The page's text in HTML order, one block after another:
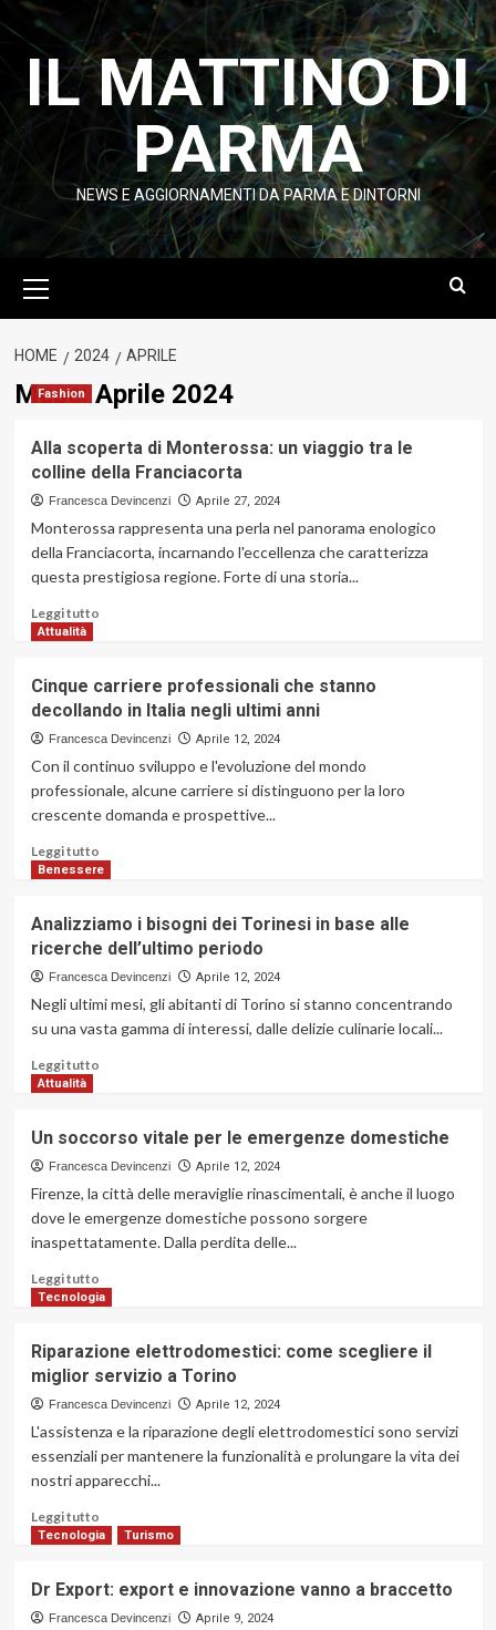
contenuto
IL MATTINO DI
PARMA
NEWS E AGGIORNAMENTI DA PARMA E DINTORNI
principale
HOME 2024 APRILE
Mese:Aprile 2024
Fashion
Alla scoperta di Monterossa: un viaggio tra le
colline della Franciacorta
Francesca Devincenzi Aprile 27, 2024
Monterossa rappresenta una perla nel panorama enologico
della Franciacorta, incarnando l'eccellenza che caratterizza
questa prestigiosa regione. Forte di una storia...
Leggi tuttoLeggi
Alla
scoperta
di
Monterossa:
viaggio
tra
colline
della
Attualità
Cinque carriere professionali che stanno
decollando in Italia negli ultimi anni
Francesca Devincenzi Aprile 12, 2024
Con il continuo sviluppo e l'evoluzione del mondo
professionale, alcune carriere si distinguono per la loro
crescente domanda e prospettive...
Leggi tuttoLeggi
di
Cinque
carriere
professionali
che
decollando
anni
Benessere
Analizziamo i bisogni dei Torinesi in base alle
ricerche dell’ultimo periodo
Francesca Devincenzi Aprile 12, 2024
Negli ultimi mesi, gli abitanti di Torino si stanno concentrando
su una vasta gamma di interessi, dalle delizie culinarie locali...
Leggi tuttoLeggi
Analizziamo
i
bisogni
Torinesi
in
alle
periodo
Attualità
Un soccorso vitale per le emergenze domestiche
Francesca Devincenzi Aprile 12, 2024
Firenze, la città delle meraviglie rinascimentali, è anche il luogo
dove le emergenze domestiche possono sorgere
inaspettatamente. Dalla perdita delle...
Leggi tuttoLeggi
di
Un
soccorso
vitale
emergenze
domestiche
Tecnologia
Riparazione elettrodomestici: come scegliere il
miglior servizio a Torino
Francesca Devincenzi Aprile 12, 2024
L'assistenza e la riparazione degli elettrodomestici sono servizi
essenziali per mantenere la funzionalità e prolungare la vita dei
nostri apparecchi...
Leggi tuttoLeggi
di
Riparazione
elettrodomestici:
Tecnologia Turismo
Dr Export: export e innovazione vanno a braccetto
Francesca Devincenzi Aprile 9, 2024